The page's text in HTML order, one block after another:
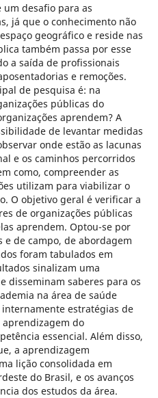
desafio para as
já que o conhecimento não
geográfico e reside nas
também passa por esse
a saída de profissionais
e remoções.
de pesquisa é: na
públicas do
aprendem? A
de levantar medidas
onde estão as lacunas
e os caminhos percorridos
como, compreender as
utilizam para viabilizar o
O objetivo geral é verificar a
de organizações públicas
aprendem. Optou-se por
de campo, de abordagem
foram tabulados em
sinalizam uma
disseminam saberes para os
na área de saúde
estratégias de
do
essencial. Além disso,
a aprendizagem
lição consolidada em
do Brasil, e os avanços
dos estudos da área.